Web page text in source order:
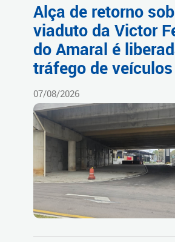
Alça de retorno
viaduto da Victor
do Amaral é
tráfego de veículos
07/08/2026